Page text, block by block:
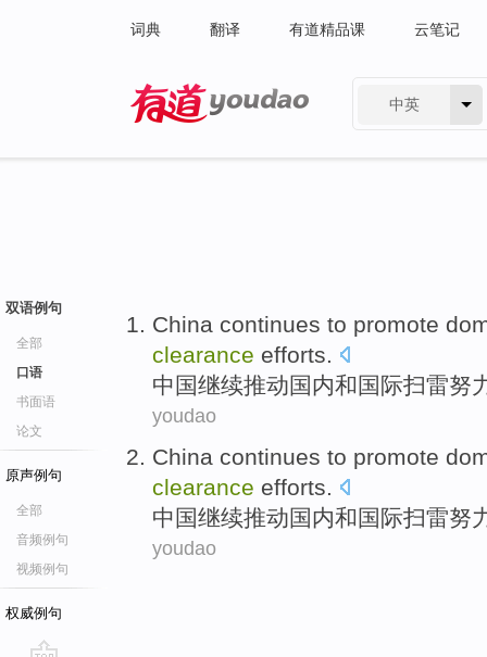
词典 翻译 有道精品课 云笔记
中英
双语例句
全部
口语
书面语
论文
原声例句
全部
音频例句
视频例句
权威例句
China continues to promote
clearance efforts.
中国继续推动国内和国际扫雷努
youdao
China continues to promote
clearance efforts.
中国继续推动国内和国际扫雷努
youdao